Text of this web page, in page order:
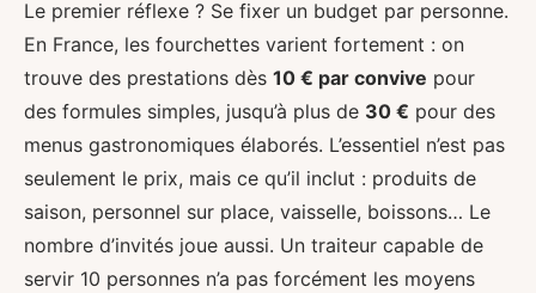
Le premier réflexe ? Se fixer un budget par personne.
En France, les fourchettes varient fortement : on
trouve des prestations dès 10 € par convive pour
des formules simples, jusqu’à plus de 30 € pour des
menus gastronomiques élaborés. L’essentiel n’est pas
seulement le prix, mais ce qu’il inclut : produits de
saison, personnel sur place, vaisselle, boissons… Le
nombre d’invités joue aussi. Un traiteur capable de
servir 10 personnes n’a pas forcément les moyens